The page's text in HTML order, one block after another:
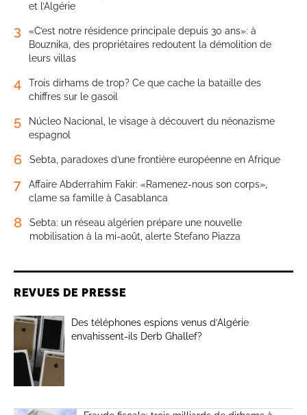
et l’Algérie
3
«C’est notre résidence principale depuis 30 ans»: à
Bouznika, des propriétaires redoutent la démolition de
leurs villas
4
Trois dirhams de trop? Ce que cache la bataille des
chiffres sur le gasoil
5
Núcleo Nacional, le visage à découvert du néonazisme
espagnol
6 Sebta, paradoxes d’une frontière européenne en Afrique
7
Affaire Abderrahim Fakir: «Ramenez-nous son corps»,
clame sa famille à Casablanca
8
Sebta: un réseau algérien prépare une nouvelle
mobilisation à la mi-août, alerte Stefano Piazza
REVUES DE PRESSE
Des téléphones espions venus d’Algérie
envahissent-ils Derb Ghallef?